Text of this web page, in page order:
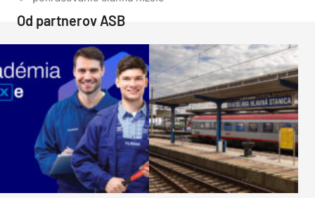
Od partnerov ASB